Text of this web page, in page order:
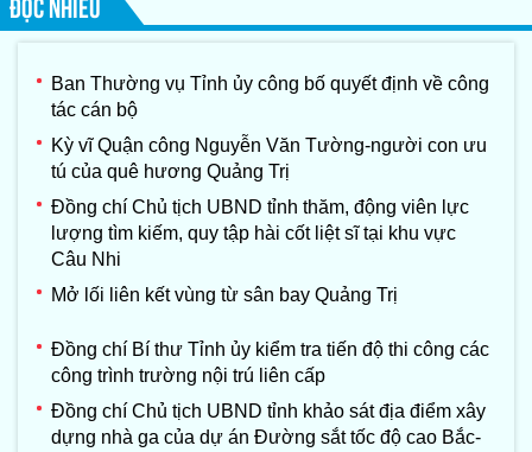
Ban Thường vụ Tỉnh ủy công bố quyết định về công
tác cán bộ
Kỳ vĩ Quận công Nguyễn Văn Tường-người con ưu
tú của quê hương Quảng Trị
Đồng chí Chủ tịch UBND tỉnh thăm, động viên lực
lượng tìm kiếm, quy tập hài cốt liệt sĩ tại khu vực
Câu Nhi
Mở lối liên kết vùng từ sân bay Quảng Trị
Đồng chí Bí thư Tỉnh ủy kiểm tra tiến độ thi công các
công trình trường nội trú liên cấp
Đồng chí Chủ tịch UBND tỉnh khảo sát địa điểm xây
dựng nhà ga của dự án Đường sắt tốc độ cao Bắc-